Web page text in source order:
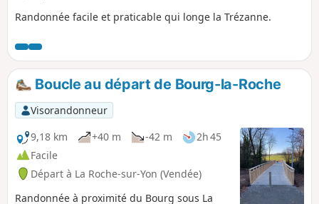
Randonnée facile et praticable qui longe la Trézanne.
Boucle au départ de Bourg-la-Roche
Visorandonneur
9,18 km
+40 m -42 m
2h 45
Facile
Départ à La Roche-sur-Yon (Vendée)
Randonnée à proximité du Bourg sous La